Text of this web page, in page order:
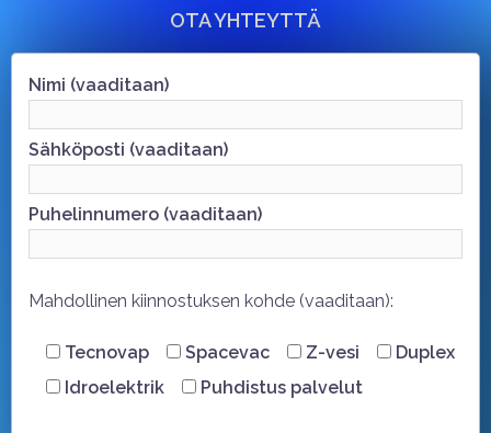
OTA YHTEYTTÄ
Nimi (vaaditaan)
Sähköposti (vaaditaan)
Puhelinnumero (vaaditaan)
Mahdollinen kiinnostuksen kohde (vaaditaan):
Tecnovap Spacevac Z-vesi
Duplex
Idroelektrik
Puhdistus palvelut